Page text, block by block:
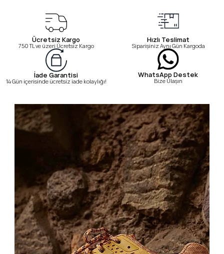
Ücretsiz Kargo
750 TL ve üzeri Ücretsiz Kargo
Hızlı Teslimat
Siparişiniz Aynı Gün Kargoda
İade Garantisi
14 Gün içerisinde ücretsiz iade kolaylığı!
WhatsApp Destek
Bize Ulaşın